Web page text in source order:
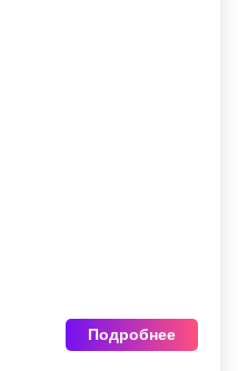
Подробнее